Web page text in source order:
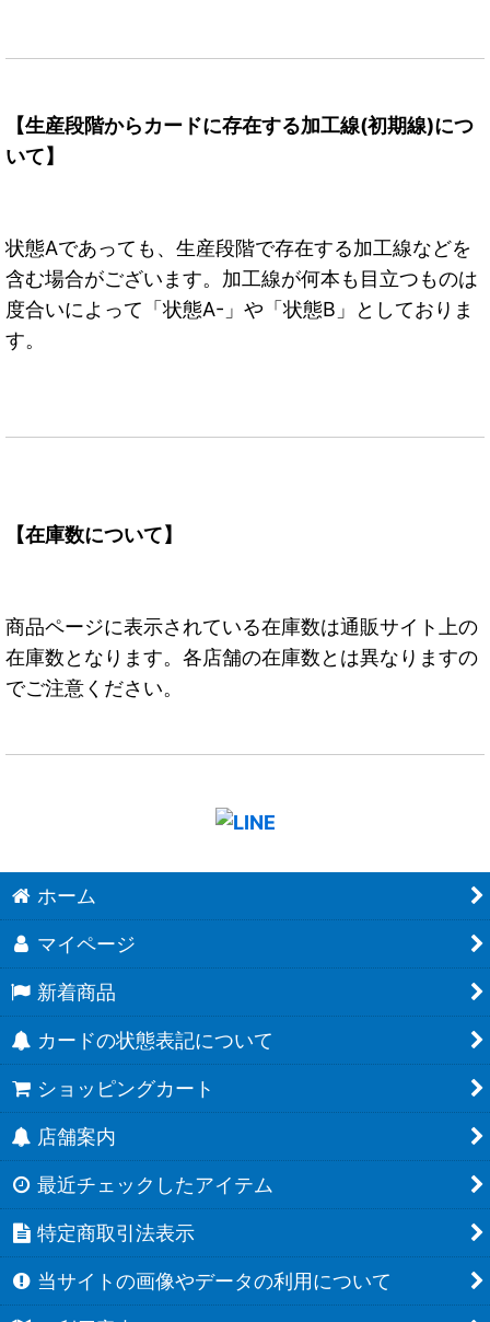
【生産段階からカードに存在する加工線(初期線)につ
いて】
状態Aであっても、生産段階で存在する加工線などを
含む場合がございます。加工線が何本も目立つものは
度合いによって「状態A-」や「状態B」としておりま
す。
【在庫数について】
商品ページに表示されている在庫数は通販サイト上の
在庫数となります。各店舗の在庫数とは異なりますの
でご注意ください。
ホーム
マイページ
新着商品
カードの状態表記について
ショッピングカート
店舗案内
最近チェックしたアイテム
特定商取引法表示
当サイトの画像やデータの利用について